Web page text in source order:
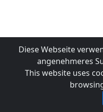
Diese Webseite
angenehmeres
This website uses